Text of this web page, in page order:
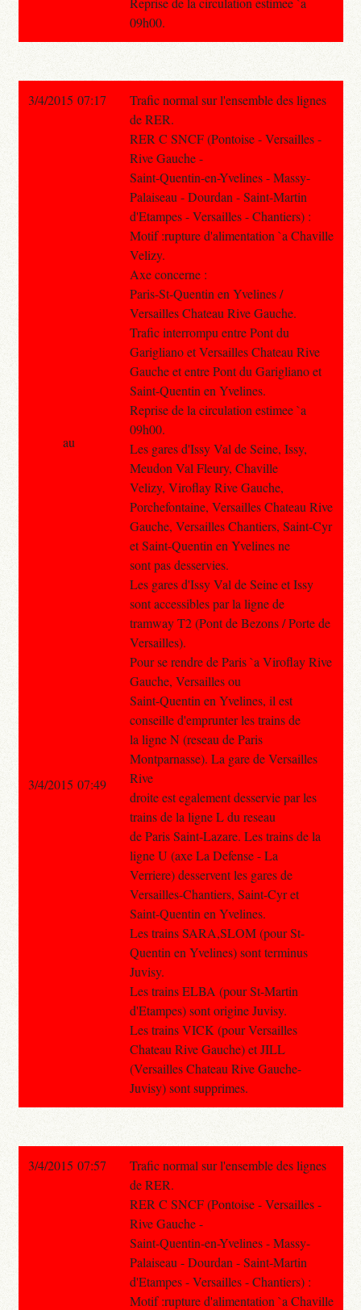
09h00.
3/4/2015 07:17
Trafic normal sur l'ensemble des lignes
de RER.
RER C SNCF (Pontoise - Versailles -
Rive Gauche -
Saint-Quentin-en-Yvelines - Massy-
Palaiseau - Dourdan - Saint-Martin
d'Etampes - Versailles - Chantiers) :
Motif :rupture d'alimentation `a Chaville
Velizy.
Axe concerne :
Paris-St-Quentin en Yvelines /
Versailles Chateau Rive Gauche.
Trafic interrompu entre Pont du
Garigliano et Versailles Chateau Rive
Gauche et entre Pont du Garigliano et
Saint-Quentin en Yvelines.
Reprise de la circulation estimee `a
09h00.
Les gares d'Issy Val de Seine, Issy,
Meudon Val Fleury, Chaville
Velizy, Viroflay Rive Gauche,
Porchefontaine, Versailles Chateau Rive
Gauche, Versailles Chantiers, Saint-Cyr
et Saint-Quentin en Yvelines ne
sont pas desservies.
Les gares d'Issy Val de Seine et Issy
sont accessibles par la ligne de
tramway T2 (Pont de Bezons / Porte de
Versailles).
Pour se rendre de Paris `a Viroflay Rive
Gauche, Versailles ou
Saint-Quentin en Yvelines, il est
conseille d'emprunter les trains de
la ligne N (reseau de Paris
Montparnasse). La gare de Versailles
Rive
droite est egalement desservie par les
trains de la ligne L du reseau
de Paris Saint-Lazare. Les trains de la
ligne U (axe La Defense - La
Verriere) desservent les gares de
Versailles-Chantiers, Saint-Cyr et
Saint-Quentin en Yvelines.
Les trains SARA,SLOM (pour St-
Quentin en Yvelines) sont terminus
Juvisy.
Les trains ELBA (pour St-Martin
d'Etampes) sont origine Juvisy.
Les trains VICK (pour Versailles
Chateau Rive Gauche) et JILL
(Versailles Chateau Rive Gauche-
Juvisy) sont supprimes.
au
3/4/2015 07:49
3/4/2015 07:57
Trafic normal sur l'ensemble des lignes
de RER.
RER C SNCF (Pontoise - Versailles -
Rive Gauche -
Saint-Quentin-en-Yvelines - Massy-
Palaiseau - Dourdan - Saint-Martin
d'Etampes - Versailles - Chantiers) :
Motif :rupture d'alimentation `a Chaville